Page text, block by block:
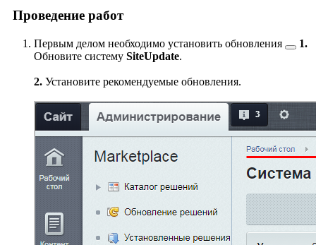
Проведение работ
Первым делом необходимо установить обновления
1.
Обновите систему SiteUpdate.
2. Установите рекомендуемые обновления.